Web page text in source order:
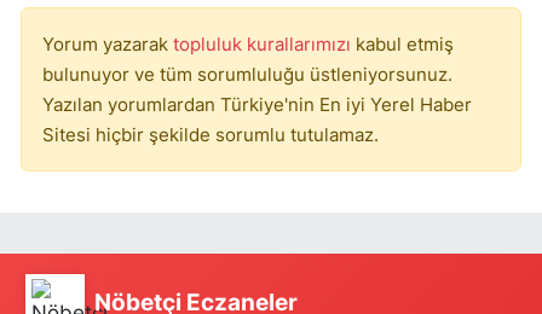
Yorum yazarak topluluk kurallarımızı kabul etmiş
bulunuyor ve tüm sorumluluğu üstleniyorsunuz.
Yazılan yorumlardan Türkiye'nin En iyi Yerel Haber
Sitesi hiçbir şekilde sorumlu tutulamaz.
Nöbetçi Eczaneler